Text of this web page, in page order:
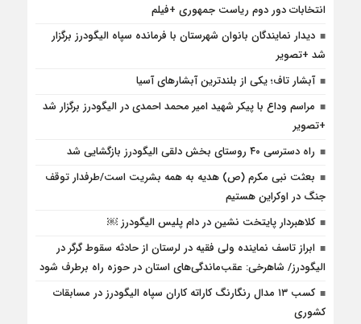
انتخابات دور دوم ریاست جمهوری +فیلم
دیدار نمایندگان بانوان شهرستان با فرمانده سپاه الیگودرز برگزار
شد +تصویر
آبشار تاف؛ یکی از بلندترین آبشارهای آسیا
مراسم وداع با پیکر شهید امیر محمد احمدی در الیگودرز برگزار شد
+تصویر
راه دسترسی ۴۰ روستای بخش دلقی الیگودرز بازگشایی شد
بعثت نبی مکرم (ص) هدیه به همه بشریت است/طرفدار توقف
جنگ در اوکراین هستیم
کلاهبردار پایتخت نشین در دام پلیس الیگودرز ￼
ابراز تاسف نماینده ولی فقیه در لرستان از حادثه سقوط گرگر در
الیگودرز/ شاهرخی: عقب‌ماندگی‌های استان در حوزه راه برطرف شود
کسب ۱۳ مدال رنگارنگ کاراته کاران سپاه الیگودرز در مسابقات
کشوری